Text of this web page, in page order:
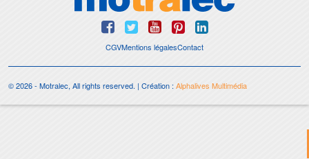
CGVMentions légalesContact
© 2026 - Motralec, All rights reserved. | Création :Alphalives Multimédia